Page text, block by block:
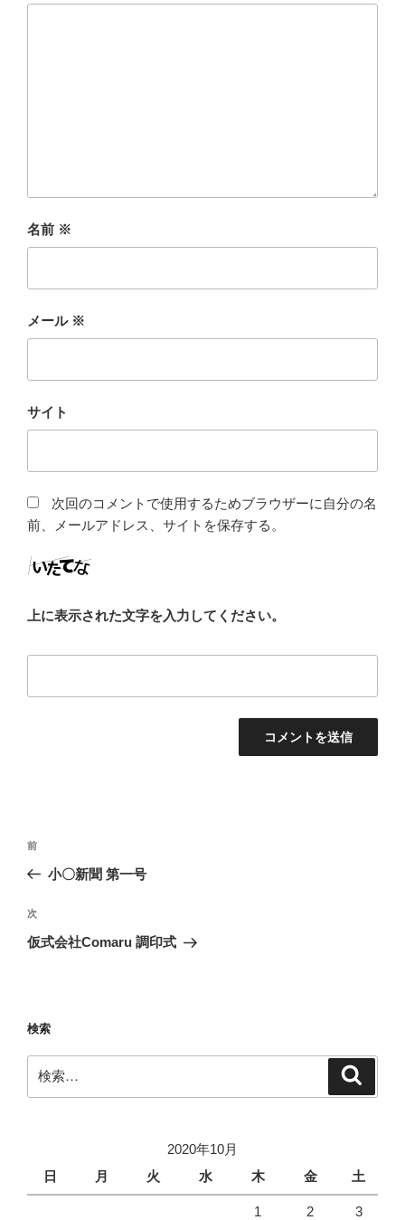
名前 ※
メール ※
サイト
次回のコメントで使用するためブラウザーに自分の名
前、メールアドレス、サイトを保存する。
上に表示された文字を入力してください。
投
ビ
ゲ
ン
前
の
稿
前
小〇新聞 第一号
次
の
次
仮式会社Comaru 調印式
検索
索:
2020年10月
日
月 火 水 木 金 土
1 2 3